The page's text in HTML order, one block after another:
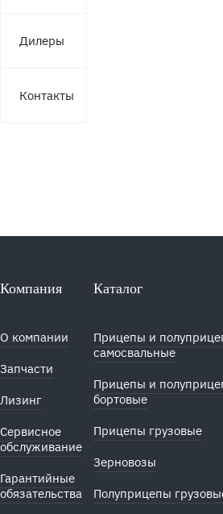
Дилеры
Контакты
Компания
О компании
Запчасти
Лизинг
Сервисное
обслуживание
Гарантийные
обязательства
Каталог
Прицепы и
самосвальные
Прицепы и
бортовые
Прицепы грузовые
Зерновозы
Полуприцепы